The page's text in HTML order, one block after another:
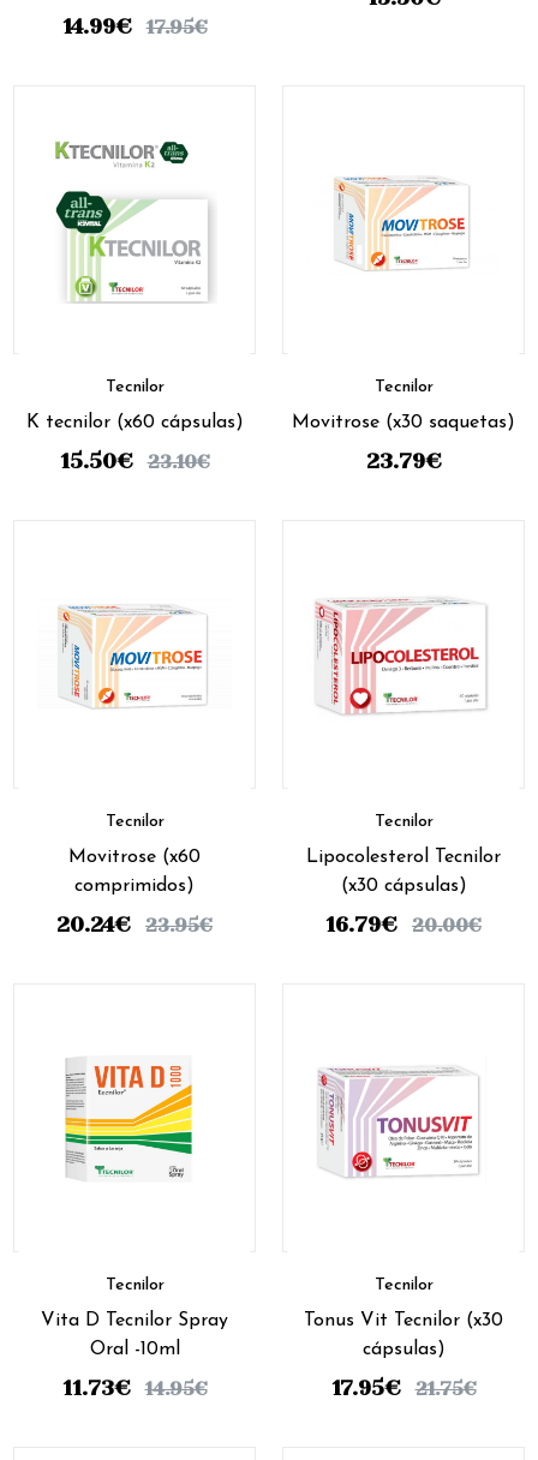
14.99€ 17.95€
Tecnilor
K tecnilor (x60 cápsulas)
15.50€ 23.10€
Tecnilor
Movitrose (x30 saquetas)
23.79€
Tecnilor
Movitrose (x60
comprimidos)
20.24€ 23.95€
Tecnilor
Lipocolesterol Tecnilor
(x30 cápsulas)
16.79€ 20.00€
Tecnilor
Vita D Tecnilor Spray
Oral -10ml
11.73€ 14.95€
Tecnilor
Tonus Vit Tecnilor (x30
cápsulas)
17.95€ 21.75€